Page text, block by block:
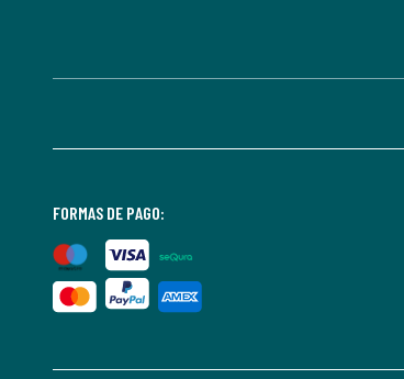
FORMAS DE PAGO: